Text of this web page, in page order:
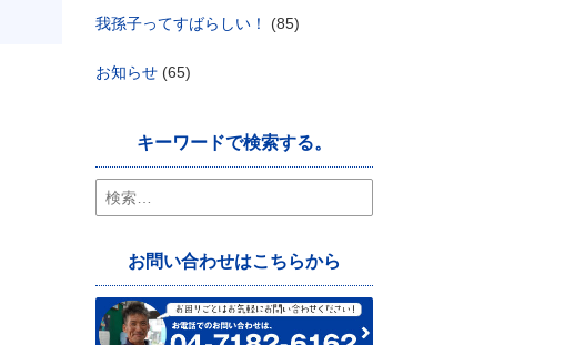
我孫子ってすばらしい！ (85)
お知らせ (65)
キーワードで検索する。
検
索:
お問い合わせはこちらから